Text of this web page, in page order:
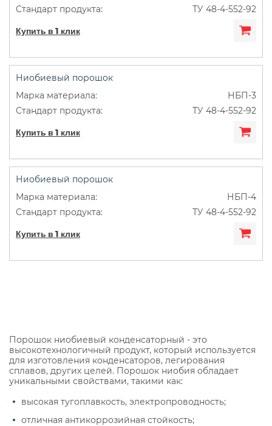
ТУ 48-4-552-92
Купить в 1 клик
Ниобиевый порошок
НБП-3
ТУ 48-4-552-92
Купить в 1 клик
Ниобиевый порошок
НБП-4
ТУ 48-4-552-92
Купить в 1 клик
Порошок ниобиевый конденсаторный - это
высокотехнологичный продукт, который используется
для изготовления конденсаторов, легирования
сплавов, других целей. Порошок ниобия обладает
уникальными свойствами, такими как:
высокая тугоплавкость, электропроводность;
отличная антикоррозийная стойкость;